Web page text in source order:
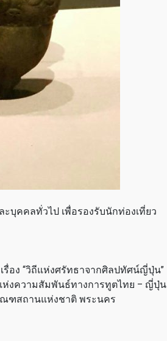
บุคคลทั่วไป เพื่อรองรับนักท่องเที่ยว
อง “วิถีแห่งศรัทธาจากศิลปทัศน์ญี่ปุ่น”
ปีแห่งความสัมพันธ์ทางการทูตไทย – ญี่ปุ่น
ฑสถานแห่งชาติ พระนคร